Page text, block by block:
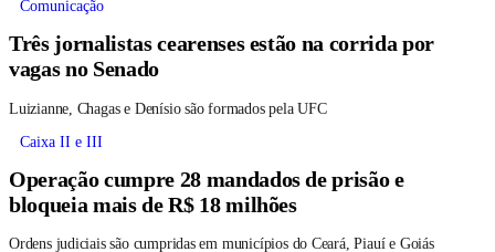
Comunicação
Três jornalistas cearenses estão na corrida por
vagas no Senado
Luizianne, Chagas e Denísio são formados pela UFC
Caixa II e III
Operação cumpre 28 mandados de prisão e
bloqueia mais de R$ 18 milhões
Ordens judiciais são cumpridas em municípios do Ceará, Piauí e Goiás